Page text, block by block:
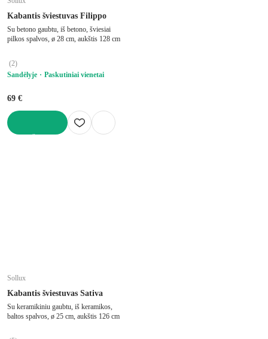
Kabantis šviestuvas Filippo
Su betono gaubtu, iš betono, šviesiai
pilkos spalvos, ø 28 cm, aukštis 128 cm
(2)
Sandėlyje
Paskutiniai vienetai
69 €
Sollux
Kabantis šviestuvas Sativa
Su keramikiniu gaubtu, iš keramikos,
baltos spalvos, ø 25 cm, aukštis 126 cm